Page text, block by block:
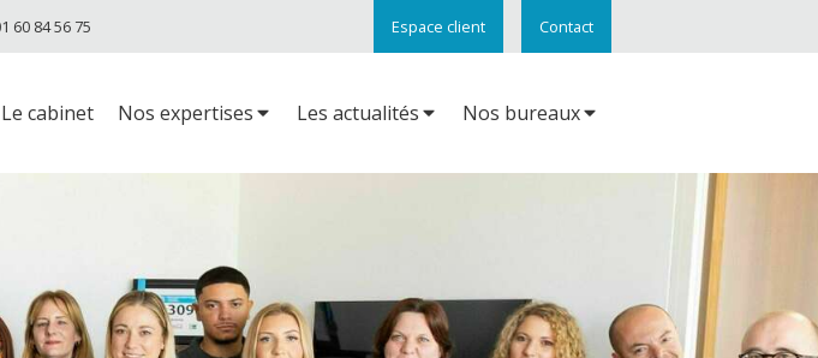
60 84 56 75 Contact
Espace client
Le cabinet Nos expertises Les actualités Nos bureaux